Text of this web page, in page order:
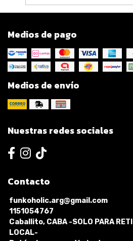
Medios de pago
Medios de envío
Nuestras redes sociales
Contacto
funkoholic.arg@gmail.com
1151054767
Caballito, CABA -SOLO PARA
LOCAL-